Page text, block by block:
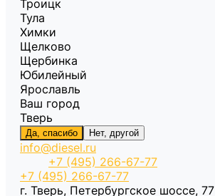
Троицк
Тула
Химки
Щелково
Щербинка
Юбилейный
Ярославль
Ваш город
Тверь
Да, спасибо Нет, другой
info@diesel.ru
+7 (495) 266-67-77
+7 (495) 266-67-77
г. Тверь, Петербургское шоссе, 77